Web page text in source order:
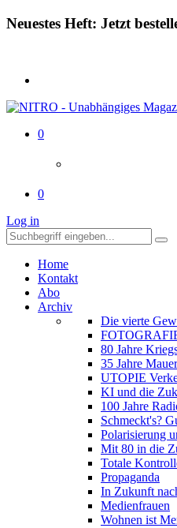
Neuestes Heft: Jetzt
0
0
Log in
Home
Kontakt
Abo
Archiv
Die vierte
80 Jahre
35 Jahre
UTOPIE
KI und die
100 Jahre
Schmeckt's?
Polarisierung
Mit 80 in die
Totale
Propaganda
In Zukunft
Medienfrauen
Wohnen ist